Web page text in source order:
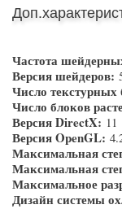
Частота
Версия шейдеров:
Число текстурных
Число блоков
Версия DirectX: 11
Версия OpenGL:
Максимальная
Максимальная
Максимальное
Дизайн системы